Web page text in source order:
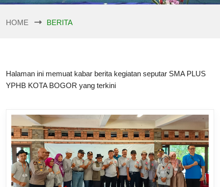
HOME BERITA
Halaman ini memuat kabar berita kegiatan seputar SMA PLUS
YPHB KOTA BOGOR yang terkini